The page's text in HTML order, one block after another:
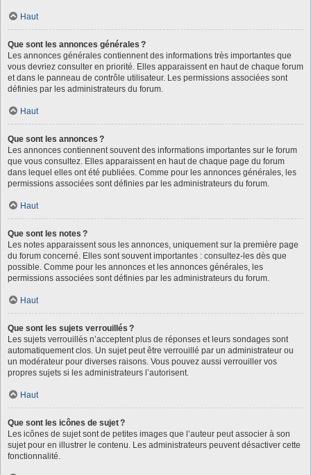
Haut
Que sont les annonces générales ?
Les annonces générales contiennent des informations très importantes que
vous devriez consulter en priorité. Elles apparaissent en haut de chaque forum
et dans le panneau de contrôle utilisateur. Les permissions associées sont
définies par les administrateurs du forum.
Haut
Que sont les annonces ?
Les annonces contiennent souvent des informations importantes sur le forum
que vous consultez. Elles apparaissent en haut de chaque page du forum
dans lequel elles ont été publiées. Comme pour les annonces générales, les
permissions associées sont définies par les administrateurs du forum.
Haut
Que sont les notes ?
Les notes apparaissent sous les annonces, uniquement sur la première page
du forum concerné. Elles sont souvent importantes : consultez-les dès que
possible. Comme pour les annonces et les annonces générales, les
permissions associées sont définies par les administrateurs du forum.
Haut
Que sont les sujets verrouillés ?
Les sujets verrouillés n’acceptent plus de réponses et leurs sondages sont
automatiquement clos. Un sujet peut être verrouillé par un administrateur ou
un modérateur pour diverses raisons. Vous pouvez aussi verrouiller vos
propres sujets si les administrateurs l’autorisent.
Haut
Que sont les icônes de sujet ?
Les icônes de sujet sont de petites images que l’auteur peut associer à son
sujet pour en illustrer le contenu. Les administrateurs peuvent désactiver cette
fonctionnalité.